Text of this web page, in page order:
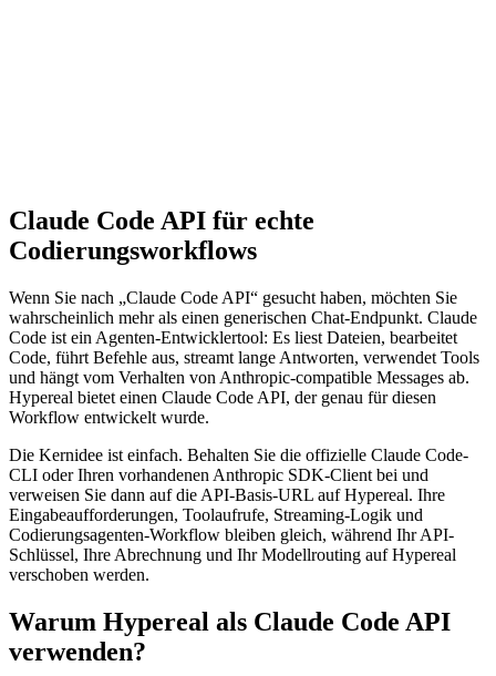
Claude Code API für echte
Codierungsworkflows
Wenn Sie nach „Claude Code API“ gesucht haben, möchten Sie
wahrscheinlich mehr als einen generischen Chat-Endpunkt. Claude
Code ist ein Agenten-Entwicklertool: Es liest Dateien, bearbeitet
Code, führt Befehle aus, streamt lange Antworten, verwendet Tools
und hängt vom Verhalten von Anthropic-compatible Messages ab.
Hypereal bietet einen Claude Code API, der genau für diesen
Workflow entwickelt wurde.
Die Kernidee ist einfach. Behalten Sie die offizielle Claude Code-
CLI oder Ihren vorhandenen Anthropic SDK-Client bei und
verweisen Sie dann auf die API-Basis-URL auf Hypereal. Ihre
Eingabeaufforderungen, Toolaufrufe, Streaming-Logik und
Codierungsagenten-Workflow bleiben gleich, während Ihr API-
Schlüssel, Ihre Abrechnung und Ihr Modellrouting auf Hypereal
verschoben werden.
Warum Hypereal als Claude Code API
verwenden?